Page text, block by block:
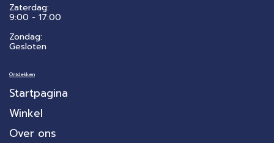
Zaterdag:
​9:00 - 17:00
Zondag:
Gesloten
Ontdekken
Startpagina
Winkel
Over ons